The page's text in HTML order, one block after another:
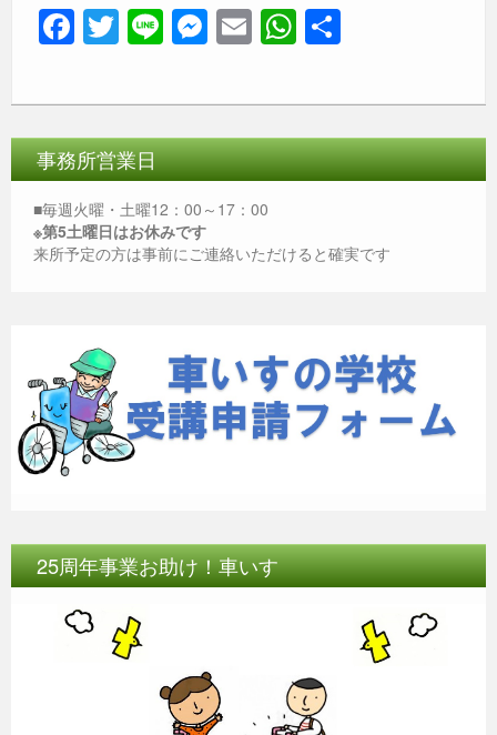
F
c
e
b
o
o
k
T
tt
er
Li
e
M
ss
e
n
g
er
E
ail
W
at
s
A
p
事務所営業日
■毎週火曜・土曜12：00～17：00
※第5土曜日はお休みです
来所予定の方は事前にご連絡いただけると確実です
25周年事業お助け！車いす